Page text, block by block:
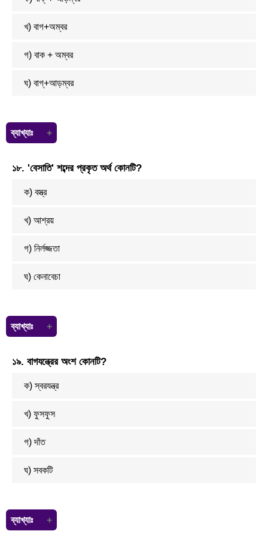
খ) বাগ+অম্বর
গ) বাক + অম্বর
ঘ) বাগ্‌+আড়ম্বর
ব্যাখ্যাঃ
১৮. 'বেসাতি' শব্দের প্রকৃত অর্থ কোনটি?
ক) বস্ত্র
খ) আশ্রয়
গ) নির্লজ্জতা
ঘ) কেনাবেচা
ব্যাখ্যাঃ
বেসাতি” শব্দের প্রকৃত অর্থ কেনাবেচা। বেসাতি শব্দের আরো কিছু অর্থ হলো: কেনাবেচা,
দোকানদারি, দোকানদার, পসারি, বেনে, ফেরিওয়ালা ইত্যাদি।
১৯. বাগযন্ত্রের অংশ কোনটি?
ক) স্বরযন্ত্র
খ) ফুসফুস
গ) দাঁত
ঘ) সবকটি
ব্যাখ্যাঃ